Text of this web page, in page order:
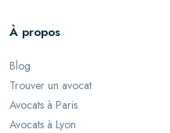
À propos
Blog
Trouver un avocat
Avocats à Paris
Avocats à Lyon